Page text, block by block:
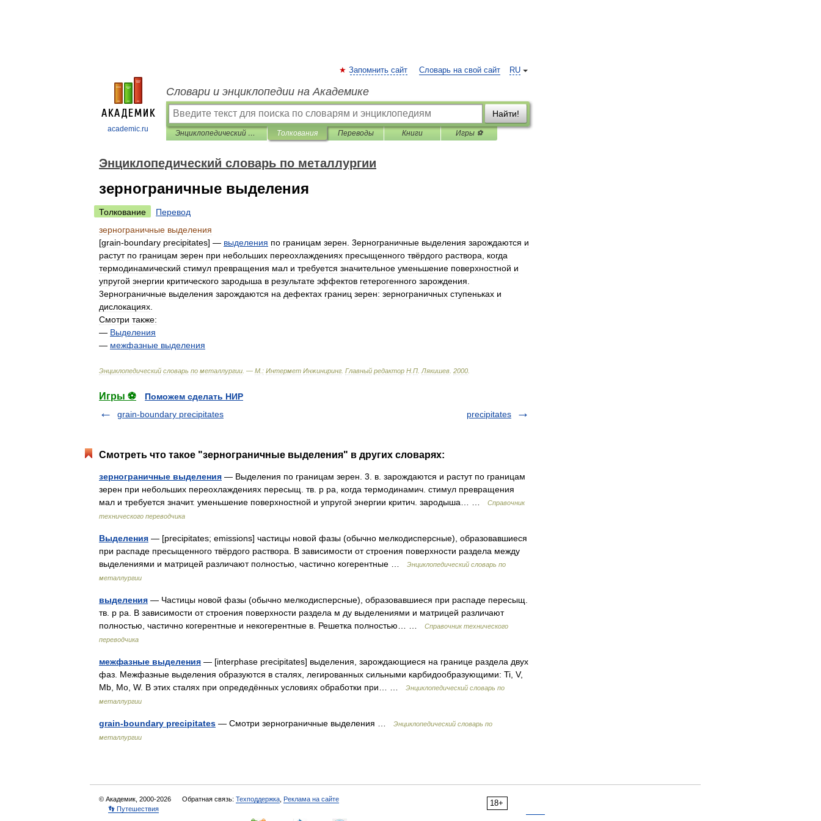
academic.ru
RU
Запомнить сайт Словарь на свой сайт
Словари и энциклопедии на Академике
Найти!
Энциклопедический словарь по металлургии Толкования Переводы Книги Игры ⚽
Энциклопедический словарь по металлургии
зернограничные выделения
Толкование
Перевод
зернограничные выделения
[grain-boundary precipitates] — выделения по границам зерен 3ернограничные выделения зарождаются и
растут по границам зерен при небольших переохлаждениях пресыщенного твёрдого раствора
когда
термодинамический стимул превращения мал и требуется значительное уменьшение поверхностной и
упругой энергии критического зародыша в результате эффектов гетерогенного зарождения
3ернограничные выделения зарождаются на дефектах границ зерен: зернограничных ступеньках и
дислокациях
Смотри также:
— Выделения
— межфазные выделения
Энциклопедический словарь по металлургии . — М : Интермет Инжиниринг Главный редактор Н П Лякишев 2000
Игры ⚽
Поможем сделать НИР
grain-boundary precipitates
precipitates
Смотреть что такое "зернограничные выделения" в других словарях:
зернограничные выделения — Выделения по границам зерен. 3. в. зарождаются и растут по границам
зерен при небольших переохлаждениях пересыщ. тв. р ра, когда термодинамич. стимул превращения
мал и требуется значит. уменьшение поверхностной и упругой энергии критич. зародыша… …
Справочник
технического переводчика
Выделения — [precipitates; emissions] частицы новой фазы (обычно мелкодисперсные), образовавшиеся
при распаде пресыщенного твёрдого раствора. В зависимости от строения поверхности раздела между
выделениями и матрицей различают полностью, частично когерентные …
Энциклопедический словарь по
металлургии
выделения — Частицы новой фазы (обычно мелкодисперсные), образовавшиеся при распаде пересыщ.
тв. р ра. В зависимости от строения поверхности раздела м ду выделениями и матрицей различают
полностью, частично когерентные и некогерентные в. Решетка полностью… …
Справочник технического
переводчика
межфазные выделения — [interphase precipitates] выделения, зарождающиеся на границе раздела двух
фаз. Межфазные выделения образуются в сталях, легированных сильными карбидообразующими: Ti, V,
Mb, Mo, W. В этих сталях при опредедённых условиях обработки при… …
Энциклопедический словарь по
металлургии
grain-boundary precipitates — Смотри зернограничные выделения …
Энциклопедический словарь по
металлургии
18+
© Академик, 2000-2026 Обратная связь: Техподдержка Реклама на сайте
👣 Путешествия